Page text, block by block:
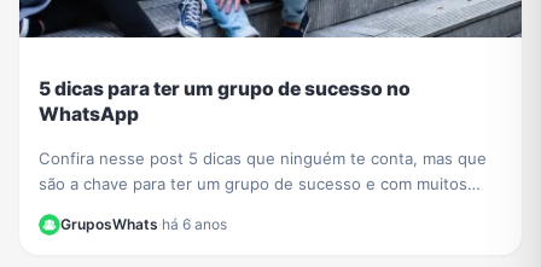
5 dicas para ter um grupo de sucesso no
WhatsApp
Confira nesse post 5 dicas que ninguém te conta, mas que
são a chave para ter um grupo de sucesso e com muitos
GruposWhats·há 6 anos